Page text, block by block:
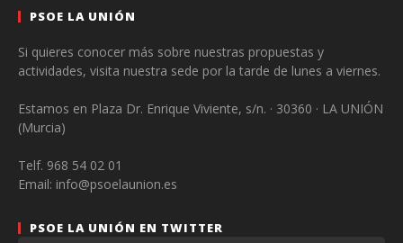
PSOE LA UNIÓN
Si quieres conocer más sobre nuestras propuestas y
actividades, visita nuestra sede por la tarde de lunes a viernes.
Estamos en Plaza Dr. Enrique Viviente, s/n. · 30360 · LA UNIÓN
(Murcia)
Telf. 968 54 02 01
Email: info@psoelaunion.es
PSOE LA UNIÓN EN TWITTER